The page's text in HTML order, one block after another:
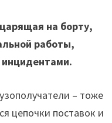
на борту,
работы,
инцидентами.
– тоже
цепочки поставок и